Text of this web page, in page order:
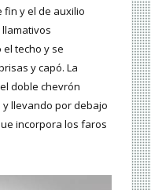
fin y el de auxilio
techo y se
y capó. La
doble chevrón
llevando por debajo
incorpora los faros